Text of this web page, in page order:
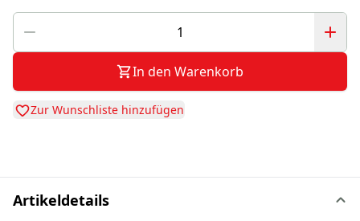
In den Warenkorb
Zur Wunschliste hinzufügen
Artikeldetails